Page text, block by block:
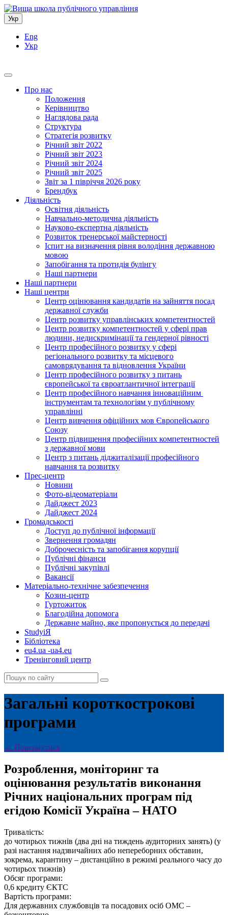
Укр
Eng
Укр
Про нас
Положення
Керівництво
Наглядова рада
Структура
Стратегія розвитку
Річний звіт 2022
Річний звіт 2023
Річний звіт 2024
Річний звіт 2025
Звіт за 1 півріччя 2026 року
Брендбук
Діяльність
Освітня діяльність
Навчально-методична діяльність
Науково-експертна діяльність
Розвиток тренерської майстерності
Іспит на визначення рівня володіння державною
мовою
Запобігання та протидія булінгу
Наші партнери
Наші партнери
Наші центри
Центр оцінювання кандидатів на зайняття посад
державної служби
Центр розвитку управлінських компетентностей
Центр розвитку компетентностей у сфері прав
людини, недискримінації та гендерної рівності
Центр професійного розвитку у сфері
регіонального розвитку та місцевого
самоврядування та відновлення України
Центр професійного розвитку з питань
європейської та євроатлантичної інтеграції
Центр професійного навчання інноваційним
інструментам та технологіям у публічному
управлінні
Центр вивчення офіційних мов Європейського
Союзу
Центр підвищення професійних компетентностей
з державної мови
Центр з питань діджиталізації професійного
навчання та розвитку
Прес-центр
Новини
Фото-відеоматеріали
Дайджест 2023
Дайджест 2024
Громадськості
Доступ до публічної інформації
Звернення громадян
Доброчесність та запобігання корупції
Публічні фінанси
Публічні закупівлі
Вакансії
Матеріально-технічне забезпечення
Козин-центр
Гуртожиток
Благодійна допомога
Державне майно, яке пропонується до передачі
StudyіЯ
Бібліотека
eu4.ua -ua4.eu
Тренінговий центр
Загальні короткострокові
програми
← Повернутися
Розроблення, моніторинг та
оцінювання результатів виконання
Річних національних програм під
егідою Комісії Україна – НАТО
Тривалість:
до чотирьох тижнів (два дні на тиждень аудиторних занять) (у
разі настання надзвичайних або непереборних обставин,
зокрема, карантину – дистанційно в режимі реального часу до
чотирьох тижнів)
Обсяг програми:
0,6 кредиту ЄКТС
Вартість програми:
Для державних службовців та посадових осіб ОМС –